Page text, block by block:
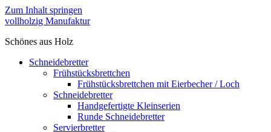
Zum Inhalt springen
vollholzig Manufaktur
Schönes aus Holz
Schneidebretter
Frühstücksbrettchen
Frühstücksbrettchen mit Eierbecher / Loch
Schneidebretter
Handgefertigte Kleinserien
Runde Schneidebretter
Servierbretter